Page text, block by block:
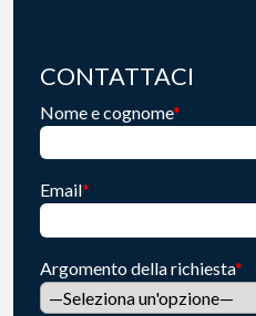
CONTATTACI
Nome e cognome*
Email*
Argomento della richiesta*